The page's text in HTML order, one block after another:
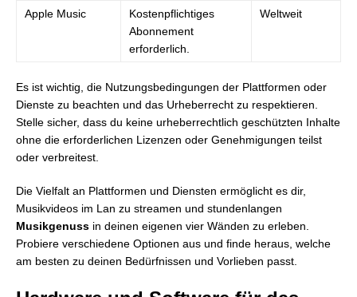
Apple Music
Kostenpflichtiges
Abonnement
erforderlich.
Weltweit
Es ist wichtig, die Nutzungsbedingungen der Plattformen oder
Dienste zu beachten und das Urheberrecht zu respektieren.
Stelle sicher, dass du keine urheberrechtlich geschützten Inhalte
ohne die erforderlichen Lizenzen oder Genehmigungen teilst
oder verbreitest.
Die Vielfalt an Plattformen und Diensten ermöglicht es dir,
Musikvideos im Lan zu streamen und stundenlangen
Musikgenuss in deinen eigenen vier Wänden zu erleben.
Probiere verschiedene Optionen aus und finde heraus, welche
am besten zu deinen Bedürfnissen und Vorlieben passt.